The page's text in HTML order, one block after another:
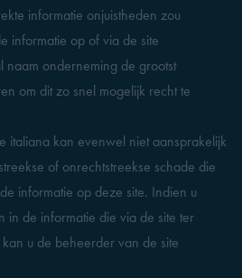
informatie onjuistheden zou
informatie op of via de site
naam onderneming de grootst
om dit zo snel mogelijk recht te
italiana kan evenwel niet aansprakelijk
of onrechtstreekse schade die
informatie op deze site. Indien u
in de informatie die via de site ter
u de beheerder van de site